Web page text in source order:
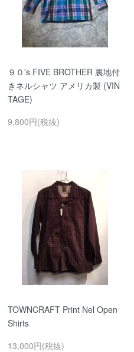
９０'s FIVE BROTHER 裏地付
きネルシャツ アメリカ製 (VIN
TAGE)
9,800円(税抜)
TOWNCRAFT Print Nel Open
Shirts
13,000円(税抜)